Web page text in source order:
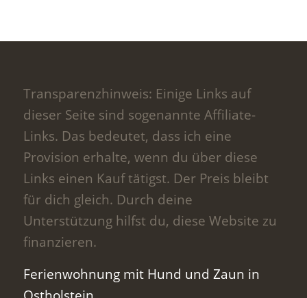
Transparenzhinweis: Einige Links auf
dieser Seite sind sogenannte Affiliate-
Links. Das bedeutet, dass ich eine
Provision erhalte, wenn du über diese
Links einen Kauf tätigst. Der Preis bleibt
für dich gleich. Durch deine
Unterstützung hilfst du, diese Website zu
finanzieren.
Ferienwohnung mit Hund und Zaun in